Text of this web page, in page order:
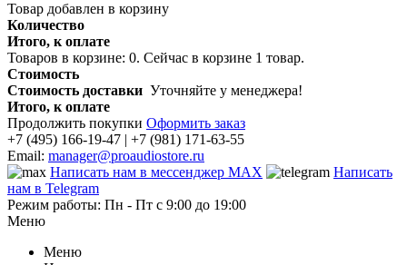
Товар добавлен в корзину
Количество
Итого, к оплате
Товаров в корзине: 0. Сейчас в корзине 1 товар.
Стоимость
Стоимость доставки Уточняйте у менеджера!
Итого, к оплате
Продолжить покупки Оформить заказ
+7 (495) 166-19-47 | +7 (981) 171-63-55
Email: manager@proaudiostore.ru
Написать нам в мессенджер MAX
Написать
нам в Telegram
Режим работы: Пн - Пт с 9:00 до 19:00
Меню
Меню